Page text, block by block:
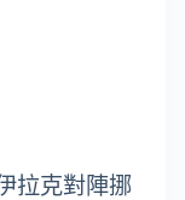
拉克對陣挪